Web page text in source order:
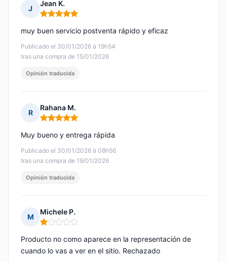
J
Jean K.
Nota: 5 de 5
Publicado el 30/01/2026 à 19h54
tras una compra de 15/01/2026
muy buen servicio postventa rápido y eficaz
Opinión traducida
R
Rahana M.
Nota: 5 de 5
Publicado el 30/01/2026 à 08h56
tras una compra de 19/01/2026
Muy bueno y entrega rápida
Opinión traducida
M
Michele P.
Nota: 1 de 5
Producto no como aparece en la representación de
cuando lo vas a ver en el sitio. Rechazado